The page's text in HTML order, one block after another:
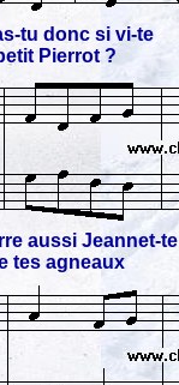
tu donc si vi-te
Pierrot ?
aussi Jeannet-te
tes agneaux